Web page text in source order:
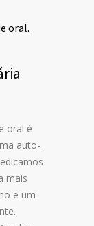
oral.
oral é
auto-
mais
e um